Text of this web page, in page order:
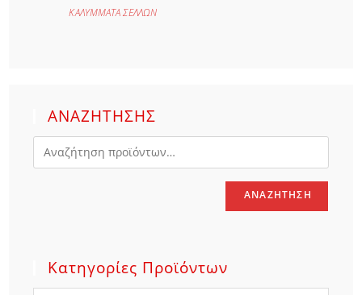
ΚΑΛΥΜΜΑΤΑ ΣΕΛΛΩΝ
ΑΝΑΖΗΤΗΣΗΣ
ΑΝΑΖΉΤΗΣΗ
Κατηγορίες Προϊόντων